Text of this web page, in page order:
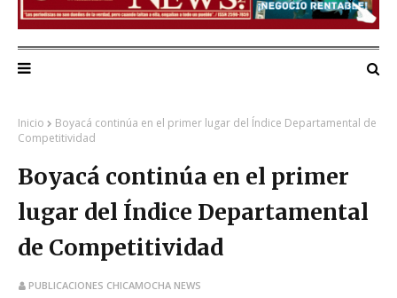
Inicio
Boyacá continúa en el primer lugar del Índice Departamental de
Competitividad
Boyacá continúa en el primer
lugar del Índice Departamental
de Competitividad
PUBLICACIONES CHICAMOCHA NEWS